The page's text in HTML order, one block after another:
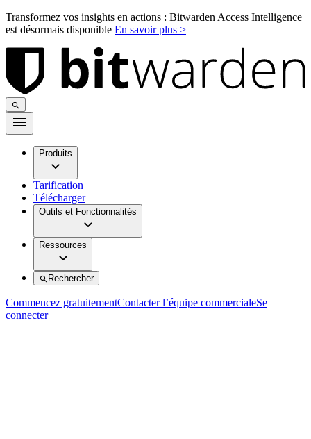
Transformez vos insights en actions : Bitwarden Access Intelligence
est désormais disponible En savoir plus >
Produits
Tarification
Télécharger
Outils et Fonctionnalités
Ressources
Rechercher
Commencez gratuitementContacter l’équipe commercialeSe
connecter